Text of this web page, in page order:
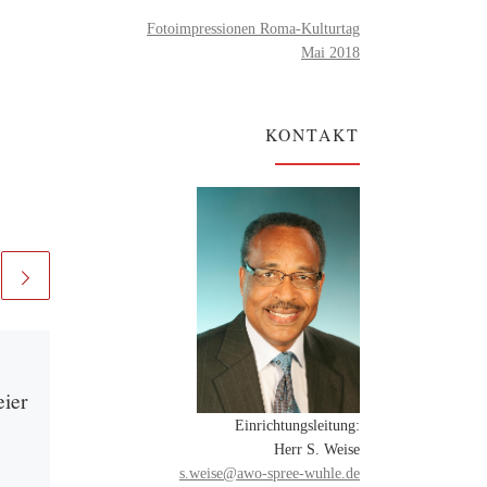
Veröffentlicht am
2026
Sommer-Vernissage
„Leben mit der
Kunst“: Ausstellung
Fotoimpressionen Roma-Kulturtag
Mai 2018
KONTAKT
Einrichtungsleitung:
Herr S. Weise
s.weise@awo-spree-wuhle.de